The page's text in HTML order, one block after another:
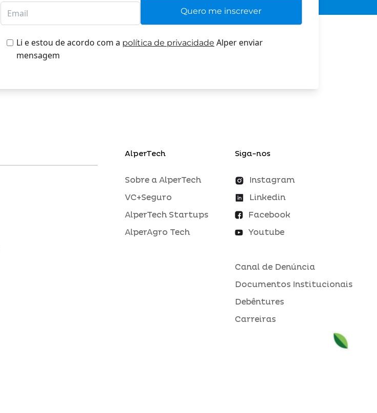
Li e estou de acordo com a política de privacidade Alper enviar
mensagem
AlperTech
Sobre a AlperTech
VC+Seguro
AlperTech Startups
AlperAgro Tech
Siga-nos
Instagram
Linkedin
Facebook
Youtube
Canal de Denúncia
Documentos Institucionais
Debêntures
Carreiras